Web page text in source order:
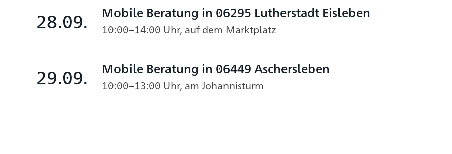
28.09. Mobile Beratung in 06295 Lutherstadt Eisleben
10:00–14:00 Uhr, auf dem Marktplatz
29.09. Mobile Beratung in 06449 Aschersleben
10:00–13:00 Uhr, am Johannisturm